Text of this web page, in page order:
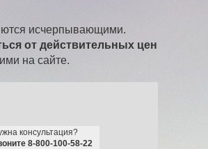
исчерпывающими.
от действительных цен
на сайте.
консультация?
8-800-100-58-22